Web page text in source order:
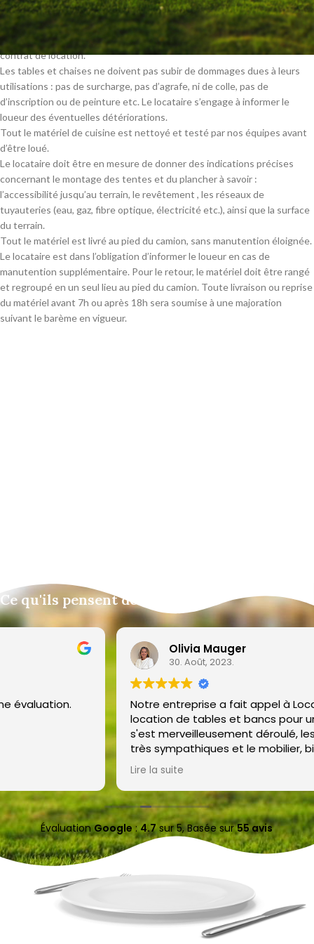
Le locataire s’engage à rendre le linge de table ainsi que la vaisselle
sales dans les emballages de livraison et dans les conditionnements
dans lesquels il a trouvé le matériel et qui sont renseignés sur son
contrat de location.
Les tables et chaises ne doivent pas subir de dommages dues à leurs
utilisations : pas de surcharge, pas d’agrafe, ni de colle, pas de
d’inscription ou de peinture etc. Le locataire s’engage à informer le
loueur des éventuelles détériorations.
Tout le matériel de cuisine est nettoyé et testé par nos équipes avant
d’être loué.
Le locataire doit être en mesure de donner des indications précises
concernant le montage des tentes et du plancher à savoir :
l’accessibilité jusqu’au terrain, le revêtement , les réseaux de
tuyauteries (eau, gaz, fibre optique, électricité etc.), ainsi que la surface
du terrain.
Tout le matériel est livré au pied du camion, sans manutention éloignée.
Le locataire est dans l’obligation d’informer le loueur en cas de
manutention supplémentaire. Pour le retour, le matériel doit être rangé
et regroupé en un seul lieu au pied du camion. Toute livraison ou reprise
du matériel avant 7h ou après 18h sera soumise à une majoration
suivant le barème en vigueur.
Ce qu'ils pensent de nous
Olivia Mauger
30. Août, 2023.
Notre entreprise a fait appel à Locasud pour la
location de tables et bancs pour un mariage. Tout
s'est merveilleusement déroulé, les livreurs étaient
très sympathiques et le mobilier, bien conforme à la
description. Nous recommandons à 200 % Locasud
ÉvaluationGoogle : 4.7sur 5, Basée sur55 avis